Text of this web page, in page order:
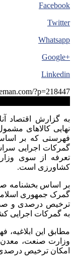
Facebook
Twitter
Whatsapp
+Google
Linkedin
?p=218447
به گزارش اقتصاد
نهایی کالاهای
فهرستی که بر
گمرکات اجرایی
تعرفه از سوی
کشاورزی است.
بر اساس بخشنامه
گمرک جمهوری
ترخیص درصدی و
به گمرکات اجرایی
مطابق این
امکان ترخیص درصدی